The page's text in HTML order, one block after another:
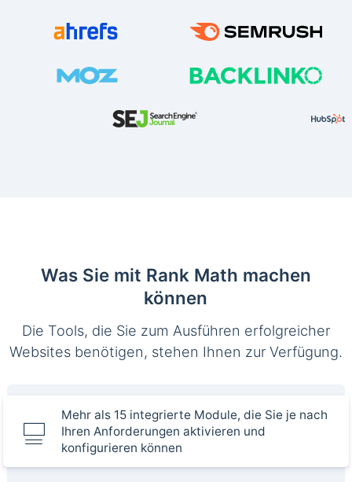
Was Sie mit Rank Math machen
können
Die Tools, die Sie zum Ausführen erfolgreicher
Websites benötigen, stehen Ihnen zur Verfügung.
Mehr als 15 integrierte Module, die Sie je nach
Ihren Anforderungen aktivieren und
konfigurieren können